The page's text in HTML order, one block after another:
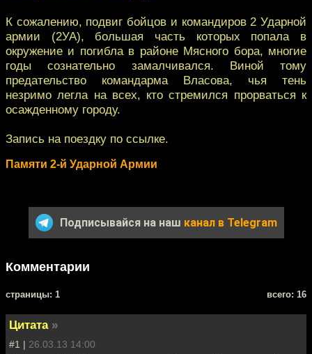
К сожалению, подвиг бойцов и командиров 2 Ударной
армии (2УА), большая часть которых попала в
окружение и погибла в районе Мясного бора, многие
годы сознательно замалчивался. Виной тому
предательство командарма Власова, чья тень
незримо легла на всех, кто стремился прорваться к
осажденному городу.
Запись на поездку по ссылке.
Памяти 2-й Ударной Армии
Подписывайся на наш канал в Telegram
Комментарии
cтраницы: 1 всего: 16
Цитата »
#1 | 26.03.13 14:00